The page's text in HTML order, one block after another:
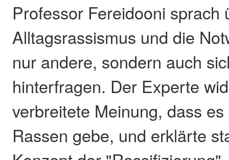
Professor Fereidooni sprach
Alltagsrassismus und die
nur andere, sondern auch
hinterfragen. Der Experte
verbreitete Meinung, dass
Rassen gebe, und erklärte